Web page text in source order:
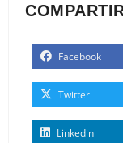
Facebook
Twitter
Linkedin